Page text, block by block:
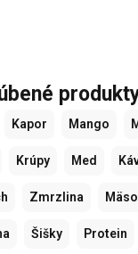
Kapor Mango
Krúpy Med
Zmrzlina Mäso
Šišky Protein